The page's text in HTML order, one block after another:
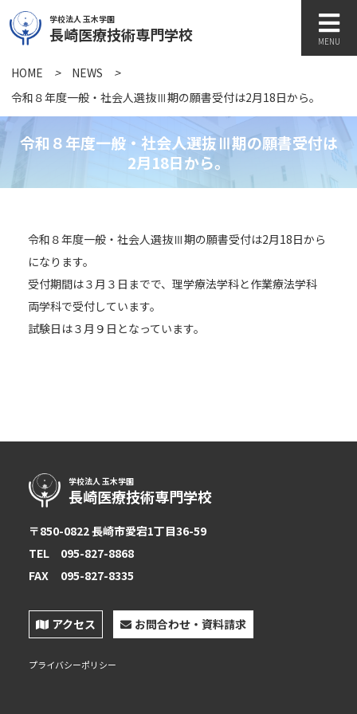
学校法人 玉木学園
長崎医療技術専門学校 MENU
令和８年度一般・社会人選抜Ⅲ期の願書受付は
2月18日から。
HOME > NEWS
>
令和８年度一般・社会人選抜Ⅲ期の願書受付は2月18日から。
令和８年度一般・社会人選抜Ⅲ期の願書受付は2月18日から
になります。
受付期間は３月３日までで、理学療法学科と作業療法学科
両学科で受付しています。
試験日は３月９日となっています。
学校法人 玉木学園
長崎医療技術専門学校
〒850-0822 長崎市愛宕1丁目36-59
TEL
095-827-8868
FAX
095-827-8335
アクセス お問合わせ・資料請求
プライバシーポリシー
学校紹介
学科紹介
訪問者別
☎ 095-827-8868
受付時間：午前9時〜午後5時